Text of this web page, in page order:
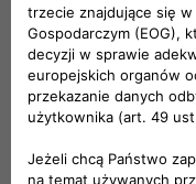
Problemy z
Jeśli
zgodna z
producenta,
miał problemy
technicznego.
Szkodliwe dla